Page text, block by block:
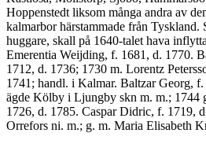
Hoppenstedt liksom många andra av
kalmarbor härstammade från
huggare, skall på 1640-talet hava
Emerentia Weijding, f. 1681, d. 1770.
1712, d. 1736; 1730 m. Lorentz
1741; handl. i Kalmar. Baltzar Georg,
ägde Kölby i Ljungby skn m. m.; 1744
1726, d. 1785. Caspar Didric, f. 1719,
Orrefors ni. m.; g. m. Maria Elisabeth